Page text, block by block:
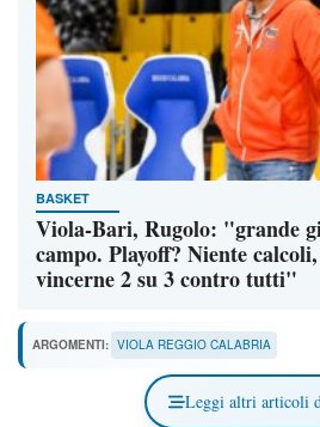
BASKET
Viola-Bari, Rugolo: "grande
campo. Playoff? Niente
vincerne 2 su 3 contro tutti"
ARGOMENTI: VIOLA REGGIO CALABRIA
Leggi altri articoli